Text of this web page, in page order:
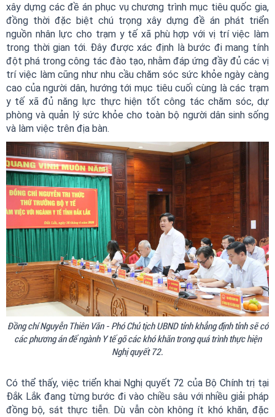
xây dựng các đề án phục vụ chương trình mục tiêu quốc gia,
đồng thời đặc biệt chú trọng xây dựng đề án phát triển
nguồn nhân lực cho trạm y tế xã phù hợp với vị trí việc làm
trong thời gian tới. Đây được xác định là bước đi mang tính
đột phá trong công tác đào tạo, nhằm đáp ứng đầy đủ các vị
trí việc làm cũng như nhu cầu chăm sóc sức khỏe ngày càng
cao của người dân, hướng tới mục tiêu cuối cùng là các trạm
y tế xã đủ năng lực thực hiện tốt công tác chăm sóc, dự
phòng và quản lý sức khỏe cho toàn bộ người dân sinh sống
và làm việc trên địa bàn.
Đồng chí Nguyễn Thiên Văn - Phó Chủ tịch UBND tỉnh khẳng định tỉnh sẽ có
các phương án để ngành Y tế gỡ các khó khăn trong quá trình thực hiện
Nghị quyết 72.
Có thể thấy, việc triển khai Nghị quyết 72 của Bộ Chính trị tại
Đắk Lắk đang từng bước đi vào chiều sâu với nhiều giải pháp
đồng bộ, sát thực tiễn. Dù vẫn còn không ít khó khăn, đặc